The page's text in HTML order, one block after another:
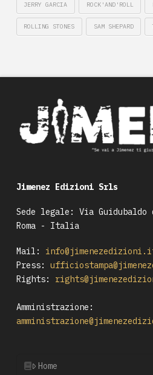
JERRY GARCIA ROCK'AND'ROLL
ROLLING STONES SAM SHEPARD
Jimenez Edizioni Srls
Sede legale: Via Guidubaldo
Roma - Italia
Mail:
Press:
Rights:
Amministrazione:
Home